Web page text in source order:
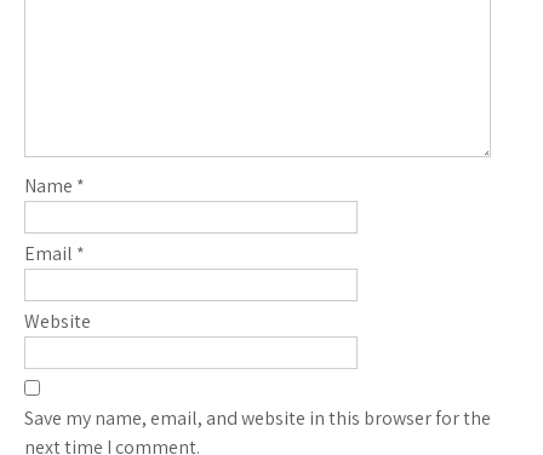
Name *
Email *
Website
Save my name, email, and website in this browser for the
next time I comment.